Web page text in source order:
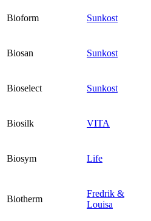
Bioform Sunkost
Biosan Sunkost
Bioselect Sunkost
Biosilk VITA
Biosym Life
Biotherm
Fredrik &
Louisa